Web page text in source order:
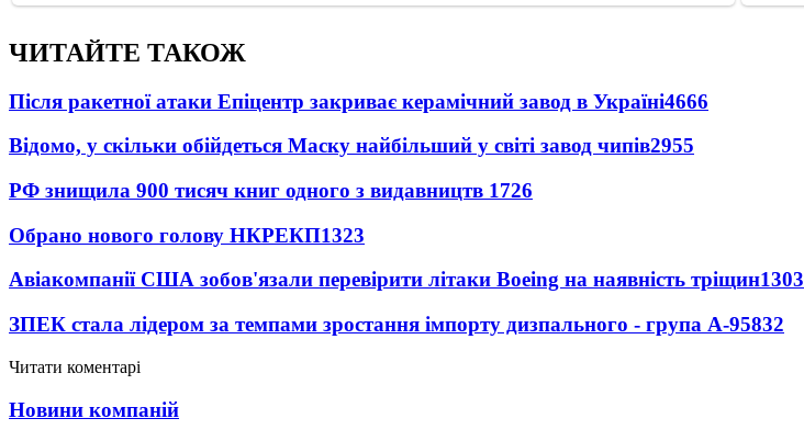
ЧИТАЙТЕ ТАКОЖ
Після ракетної атаки Епіцентр закриває керамічний завод в Україні4666
Відомо, у скільки обійдеться Маску найбільший у світі завод чипів2955
РФ знищила 900 тисяч книг одного з видавництв 1726
Обрано нового голову НКРЕКП1323
Авіакомпанії США зобов'язали перевірити літаки Boeing на наявність тріщин1303
ЗПЕК стала лідером за темпами зростання імпорту дизпального - група А-95832
Читати коментарі
Новини компаній